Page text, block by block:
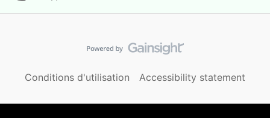
Conditions d'utilisation Accessibility statement